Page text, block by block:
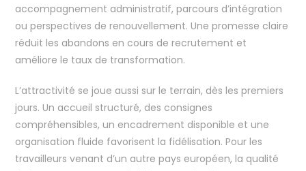
accompagnement administratif, parcours d’intégration
ou perspectives de renouvellement. Une promesse claire
réduit les abandons en cours de recrutement et
améliore le taux de transformation.
L’attractivité se joue aussi sur le terrain, dès les premiers
jours. Un accueil structuré, des consignes
compréhensibles, un encadrement disponible et une
organisation fluide favorisent la fidélisation. Pour les
travailleurs venant d’un autre pays européen, la qualité